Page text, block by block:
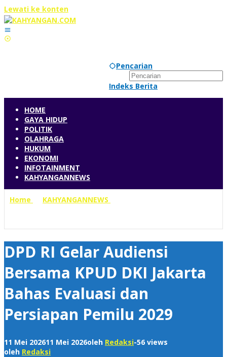
Lewati ke konten
Pencarian
Indeks Berita
HOME
GAYA HIDUP
POLITIK
OLAHRAGA
HUKUM
EKONOMI
INFOTAINMENT
KAHYANGANNEWS
Home KAHYANGANNEWS
DPD RI Gelar Audiensi
Bersama KPUD DKI Jakarta
Bahas Evaluasi dan
Persiapan Pemilu 2029
11 Mei 202611 Mei 2026oleh Redaksi-56 views
oleh Redaksi